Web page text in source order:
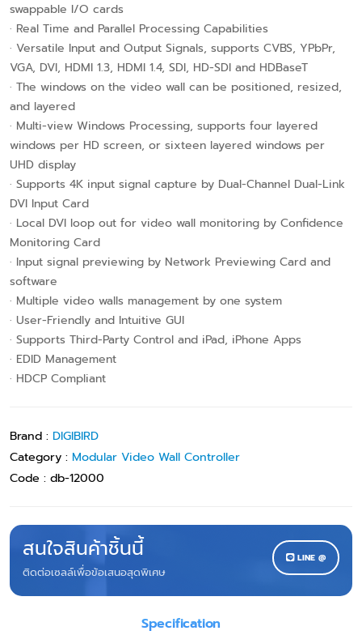
swappable I/O cards
· Real Time and Parallel Processing Capabilities
· Versatile Input and Output Signals, supports CVBS, YPbPr,
VGA, DVI, HDMI 1.3, HDMI 1.4, SDI, HD-SDI and HDBaseT
· The windows on the video wall can be positioned, resized,
and layered
· Multi-view Windows Processing, supports four layered
windows per HD screen, or sixteen layered windows per
UHD display
· Supports 4K input signal capture by Dual-Channel Dual-Link
DVI Input Card
· Local DVI loop out for video wall monitoring by Confidence
Monitoring Card
· Input signal previewing by Network Previewing Card and
software
· Multiple video walls management by one system
· User-Friendly and Intuitive GUI
· Supports Third-Party Control and iPad, iPhone Apps
· EDID Management
· HDCP Compliant
Brand : DIGIBIRD
Category : Modular Video Wall Controller
Code : db-12000
สนใจสินค้าชิ้นนี้
ติดต่อเซลล์เพื่อข้อเสนอสุดพิเศษ
LINE @
Specification